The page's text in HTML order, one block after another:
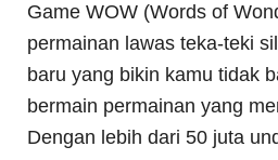
Game WOW (Words of
permainan lawas teka-teki
baru yang bikin kamu tidak
bermain permainan yang
Dengan lebih dari 50 juta